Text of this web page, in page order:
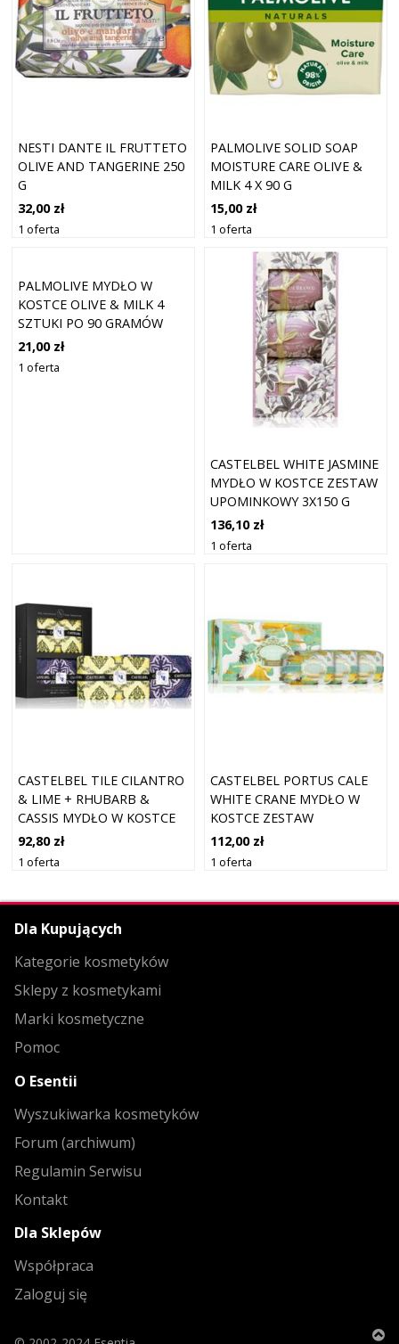
NESTI DANTE IL FRUTTETO
OLIVE AND TANGERINE 250
G
32,00 zł
1 oferta
PALMOLIVE SOLID SOAP
MOISTURE CARE OLIVE &
MILK 4 X 90 G
15,00 zł
1 oferta
PALMOLIVE MYDŁO W
KOSTCE OLIVE & MILK 4
SZTUKI PO 90 GRAMÓW
21,00 zł
1 oferta
CASTELBEL WHITE JASMINE
MYDŁO W KOSTCE ZESTAW
UPOMINKOWY 3X150 G
136,10 zł
1 oferta
CASTELBEL TILE CILANTRO
& LIME + RHUBARB &
CASSIS MYDŁO W KOSTCE
ZESTAW UPOMINKOWY
2X200 G
92,80 zł
1 oferta
CASTELBEL PORTUS CALE
WHITE CRANE MYDŁO W
KOSTCE ZESTAW
UPOMINKOWY 3X150 G
112,00 zł
1 oferta
Dla Kupujących
Kategorie kosmetyków
Sklepy z kosmetykami
Marki kosmetyczne
Pomoc
O Esentii
Wyszukiwarka kosmetyków
Forum (archiwum)
Regulamin Serwisu
Kontakt
Dla Sklepów
Współpraca
Zaloguj się